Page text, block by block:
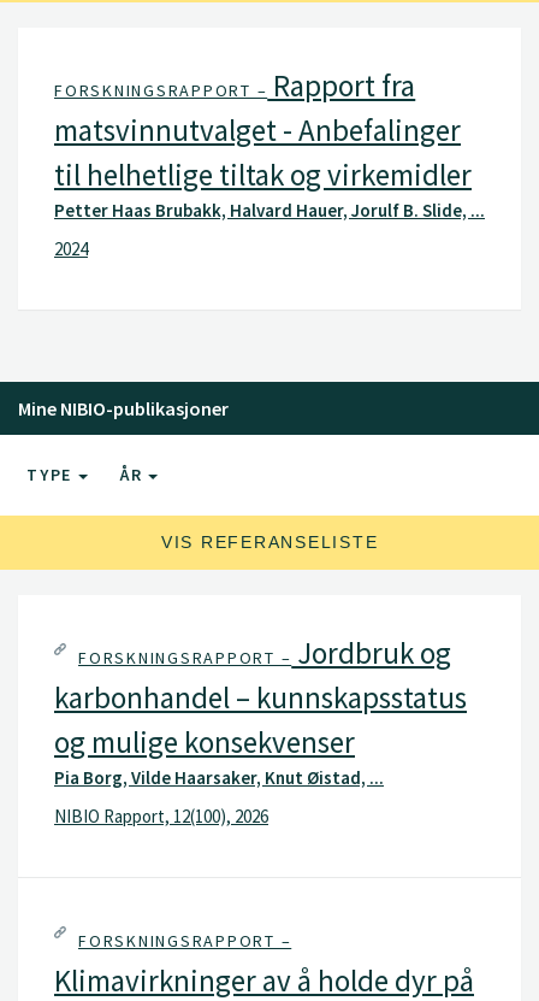
FORSKNINGSRAPPORT – Rapport fra
matsvinnutvalget - Anbefalinger
til helhetlige tiltak og virkemidler
Petter Haas Brubakk, Halvard Hauer, Jorulf B. Slide, ...
2024
Mine NIBIO-publikasjoner
TYPE ÅR
VIS REFERANSELISTE
FORSKNINGSRAPPORT – Jordbruk og
karbonhandel – kunnskapsstatus
og mulige konsekvenser
Pia Borg, Vilde Haarsaker, Knut Øistad, ...
NIBIO Rapport, 12(100), 2026
FORSKNINGSRAPPORT –
Klimavirkninger av å holde dyr på